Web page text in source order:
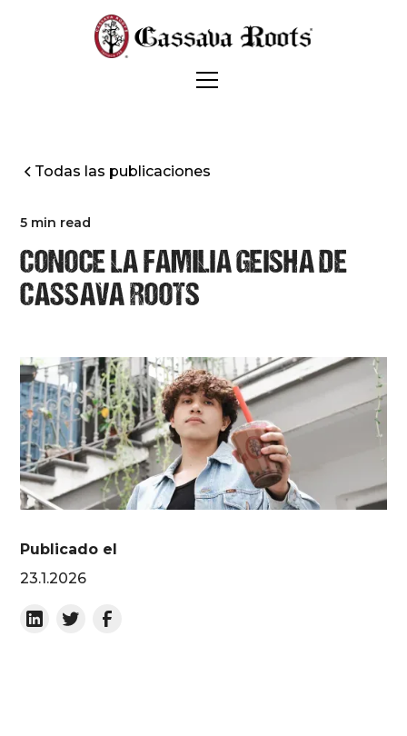
Todas las publicaciones
5 min read
CONOCE LA FAMILIA GEISHA DE
CASSAVA ROOTS
Publicado el
23.1.2026